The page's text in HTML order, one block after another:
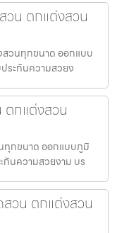
น ตกแต่งสวน
วนทุกขนาด ออกแบบ
ระกันความสวยง
ตกแต่งสวน
ทุกขนาด ออกแบบภูมิ
กันความสวยงาม บร
วน ตกแต่งสวน